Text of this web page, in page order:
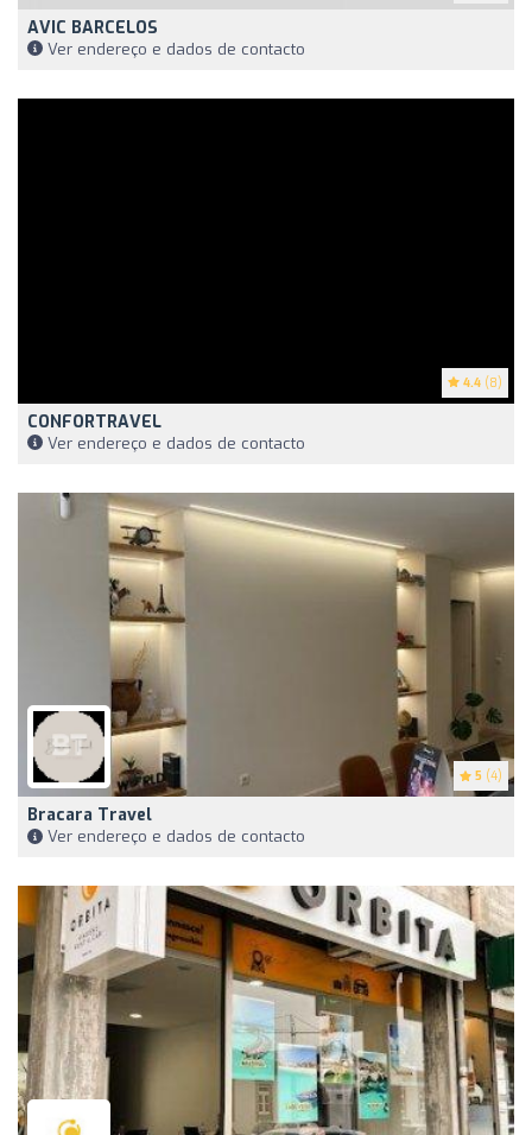
AVIC BARCELOS
Ver endereço e dados de contacto
4.4 (8)
CONFORTRAVEL
Ver endereço e dados de contacto
5 (4)
Bracara Travel
Ver endereço e dados de contacto